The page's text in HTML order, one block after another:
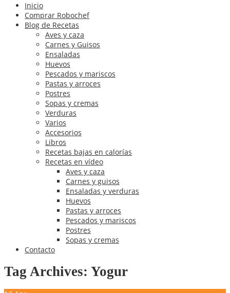
Inicio
Comprar Robochef
Blog de Recetas
Aves y caza
Carnes y Guisos
Ensaladas
Huevos
Pescados y mariscos
Pastas y arroces
Postres
Sopas y cremas
Verduras
Varios
Accesorios
Libros
Recetas bajas en calorías
Recetas en vídeo
Aves y caza
Carnes y guisos
Ensaladas y verduras
Huevos
Pastas y arroces
Pescados y mariscos
Postres
Sopas y cremas
Contacto
Tag Archives: Yogur